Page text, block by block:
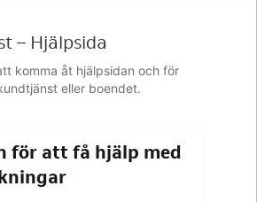
– Hjälpsida
komma åt hjälpsidan och för
eller boendet.
för att få hjälp med